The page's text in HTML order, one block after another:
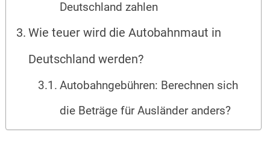
Deutschland zahlen
Wie teuer wird die Autobahnmaut in
Deutschland werden?
Autobahngebühren: Berechnen sich
die Beträge für Ausländer anders?